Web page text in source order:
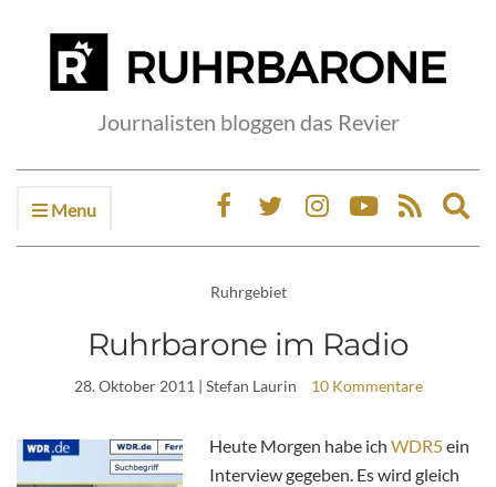
Journalisten bloggen das Revier
Menu
Ruhrgebiet
Ruhrbarone im Radio
28. Oktober 2011 | Stefan Laurin 10 Kommentare
Heute Morgen habe ich WDR5ein
Interview gegeben. Es wird gleich